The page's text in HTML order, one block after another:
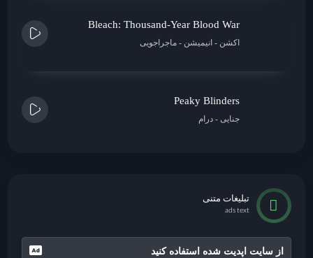
Bleach: Thousand-Year Blood War
اکشن انیمیشن ماجراجویی
Peaky Blinders
جنایی درام
تبلیغات متنی
ads text
از سایت اپدیت شده استفاده کنید